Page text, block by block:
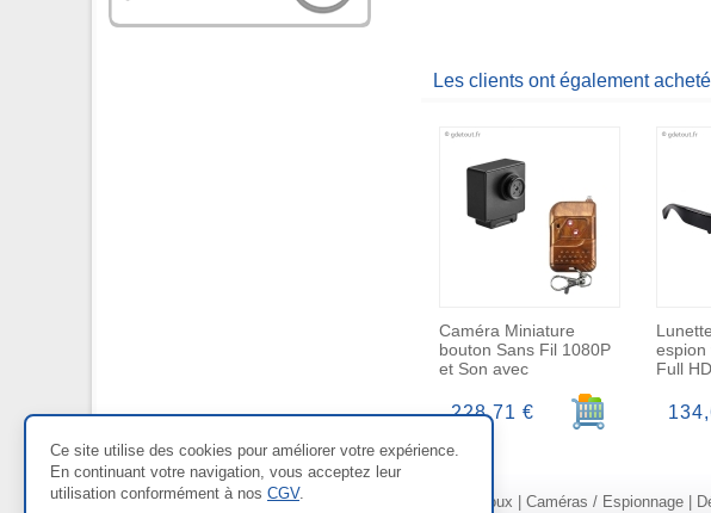
Les clients ont également acheté
Caméra Miniature
bouton Sans Fil 1080P
et Son avec
Ajouter au
228,71 €
espion
Full
Nos Rayons : Bijoux Caméras / Espionnage|
Ce site utilise des cookies pour améliorer votre expérience.
En continuant votre navigation, vous acceptez leur
utilisation conformément à nos CGV.